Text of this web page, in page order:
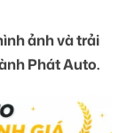
ảnh và trải
Phát Auto.